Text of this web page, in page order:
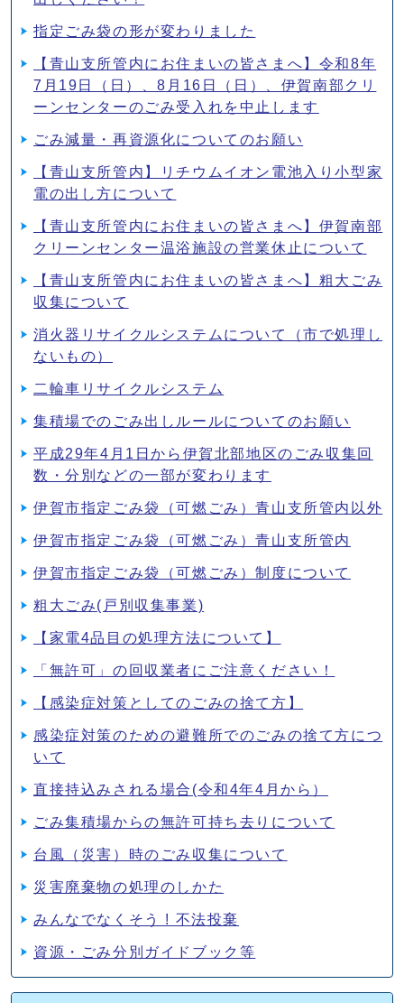
指定ごみ袋の形が変わりました
【青山支所管内にお住まいの皆さまへ】令和8年
7月19日（日）、8月16日（日）、伊賀南部クリ
ーンセンターのごみ受入れを中止します
ごみ減量・再資源化についてのお願い
【青山支所管内】リチウムイオン電池入り小型家
電の出し方について
【青山支所管内にお住まいの皆さまへ】伊賀南部
クリーンセンター温浴施設の営業休止について
【青山支所管内にお住まいの皆さまへ】粗大ごみ
収集について
消火器リサイクルシステムについて（市で処理し
ないもの）
二輪車リサイクルシステム
集積場でのごみ出しルールについてのお願い
平成29年4月1日から伊賀北部地区のごみ収集回
数・分別などの一部が変わります
伊賀市指定ごみ袋（可燃ごみ）青山支所管内以外
伊賀市指定ごみ袋（可燃ごみ）青山支所管内
伊賀市指定ごみ袋（可燃ごみ）制度について
粗大ごみ(戸別収集事業)
【家電4品目の処理方法について】
「無許可」の回収業者にご注意ください！
【感染症対策としてのごみの捨て方】
感染症対策のための避難所でのごみの捨て方につ
いて
直接持込みされる場合(令和4年4月から）
ごみ集積場からの無許可持ち去りについて
台風（災害）時のごみ収集について
災害廃棄物の処理のしかた
みんなでなくそう ! 不法投棄
資源・ごみ分別ガイドブック等